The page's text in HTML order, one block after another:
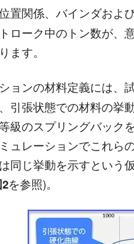
置関係、バインダおよ
ローク中のトン数が、
ます。
ョンの材料定義には、
引張状態での材料の挙
級のスプリングバック
ュレーションでこれら
同じ挙動を示すという
を参照)。